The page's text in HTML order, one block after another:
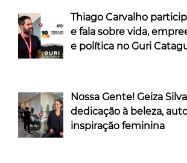
Thiago Carvalho
e fala sobre vida,
e política no Guri
Nossa Gente! Geiza
dedicação à beleza,
inspiração feminina